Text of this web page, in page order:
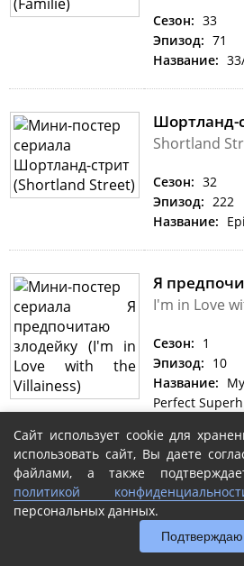
Сезон: 33
Эпизод: 71
Название:
Шортланд-
Shortland
Сезон: 32
Эпизод: 222
Название:
Я
I'm in Love
Сезон: 1
Эпизод: 10
Название:
Perfect
Loose
Сезон: 27
Эпизод: 230
Название:
Сайт использует cookie для
использовать сайт, Вы даете
файлами, а также
политикой
персональных данных.
Подтверждаю